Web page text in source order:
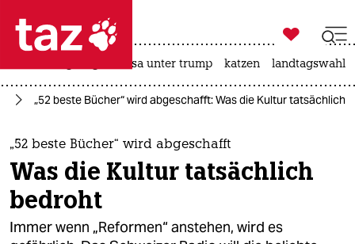
 taz zahl ich
taz zahl ich
themen
politik
öko

taz zahl ich
usa unter trump katzen landtagswahl
„52 beste Bücher“ wird abgeschafft: Was die Kultur tatsächlich
„52 beste Bücher“ wird abgeschafft
Was die Kultur tatsächlich
bedroht
Immer wenn „Reformen“ anstehen, wird es